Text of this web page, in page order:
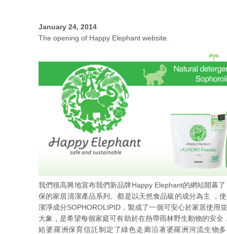
January 24, 2014
The opening of Happy Elephant website.
我們很高興地宣布我們新品牌Happy Elephant的網站開幕
保的家居清潔產品系列。都是以天然食品級的成分為主 ，
潔淨成分SOPHOROLIPID，製成了一個可安心於家居使用
大象，是希望每個家庭可有助於在熱帶雨林野生動物的安
給婆羅洲保育信託制定了綠色走廊沿著婆羅洲河流生物